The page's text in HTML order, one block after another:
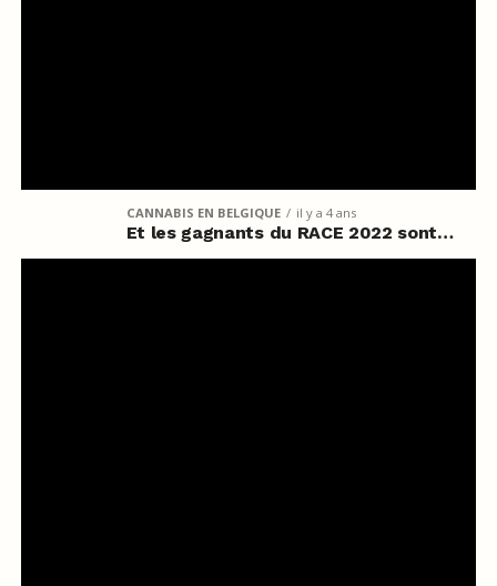
CANNABIS EN BELGIQUE il y a 4 ans
Et les gagnants du RACE 2022 sont…